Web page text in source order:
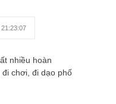
nhiều hoàn
chơi, đi dạo phố